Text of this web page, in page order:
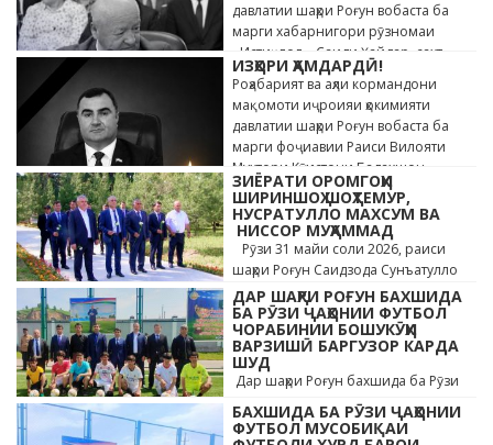
давлатии шаҳри Роғун вобаста ба
марги хабарнигори рӯзномаи
«Истиқлол» Саиди Ҳайдар, сахт
андӯҳгин …
ИЗҲОРИ ҲАМДАРДӢ!
Роҳабарият ва аҳли кормандони
мақомоти иҷроияи ҳокимияти
давлатии шаҳри Роғун вобаста ба
марги фоҷиавии Раиси Вилояти
Мухтори Кӯҳистони Бадахшон
Алишер …
ЗИЁРАТИ ОРОМГОҲИ
ШИРИНШОҲ ШОҲТЕМУР,
НУСРАТУЛЛО МАХСУМ ВА
НИССОР МУҲАММАД
Рӯзи 31 майи соли 2026, раиси
шаҳри Роғун Саидзода Сунъатулло
бо ҳайъати кормандони дастгоҳи
раиси шаҳр ва роҳбарони мақомотҳои
…
ДАР ШАҲРИ РОҒУН БАХШИДА
БА РӮЗИ ҶАҲОНИИ ФУТБОЛ
ЧОРАБИНИИ БОШУКӮҲИ
ВАРЗИШӢ БАРГУЗОР КАРДА
ШУД
Дар шаҳри Роғун бахшида ба Рӯзи
ҷавонони Тоҷикистон ва Рӯзи
ҷаҳонии футбол бо иштироки 10
БАХШИДА БА РӮЗИ ҶАҲОНИИ
ФУТБОЛ МУСОБИҚАИ